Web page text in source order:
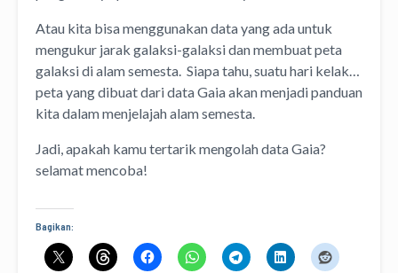
Atau kita bisa menggunakan data yang ada untuk
mengukur jarak galaksi-galaksi dan membuat peta
galaksi di alam semesta. Siapa tahu, suatu hari kelak…
peta yang dibuat dari data Gaia akan menjadi panduan
kita dalam menjelajah alam semesta.
Jadi, apakah kamu tertarik mengolah data Gaia?
selamat mencoba!
Bagikan: